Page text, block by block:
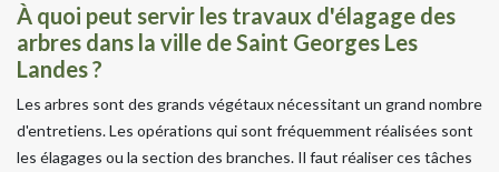
À quoi peut servir les travaux d'élagage des
arbres dans la ville de Saint Georges Les
Landes ?
Les arbres sont des grands végétaux nécessitant un grand nombre
d'entretiens. Les opérations qui sont fréquemment réalisées sont
les élagages ou la section des branches. Il faut réaliser ces tâches